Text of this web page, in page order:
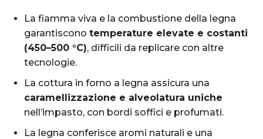
La fiamma viva e la combustione della legna
garantiscono temperature elevate e costanti
(450–500 °C), difficili da replicare con altre
tecnologie.
La cottura in forno a legna assicura una
caramellizzazione e alveolatura uniche
nell’impasto, con bordi soffici e profumati.
La legna conferisce aromi naturali e una